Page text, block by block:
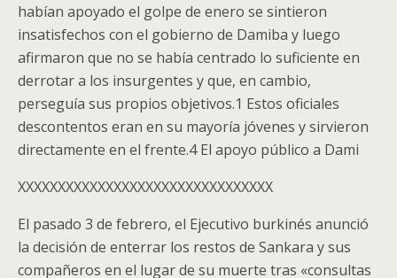
habían apoyado el golpe de enero se sintieron
insatisfechos con el gobierno de Damiba y luego
afirmaron que no se había centrado lo suficiente en
derrotar a los insurgentes y que, en cambio,
perseguía sus propios objetivos.1​ Estos oficiales
descontentos eran en su mayoría jóvenes y sirvieron
directamente en el frente.4​ El apoyo público a Dami
XXXXXXXXXXXXXXXXXXXXXXXXXXXXXXXX
El pasado 3 de febrero, el Ejecutivo burkinés anunció
la decisión de enterrar los restos de Sankara y sus
compañeros en el lugar de su muerte tras «consultas